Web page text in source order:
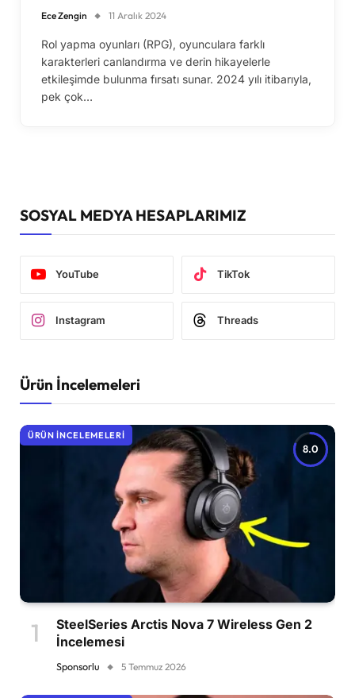
Ece Zengin 11 Aralık 2024
Rol yapma oyunları (RPG), oyunculara farklı
karakterleri canlandırma ve derin hikayelerle
etkileşimde bulunma fırsatı sunar. 2024 yılı itibarıyla,
pek çok…
SOSYAL MEDYA HESAPLARIMIZ
YouTube TikTok
Instagram Threads
Ürün İncelemeleri
8.0
ÜRÜN İNCELEMELERI
SteelSeries Arctis Nova 7 Wireless Gen 2
İncelemesi
Sponsorlu 5 Temmuz 2026